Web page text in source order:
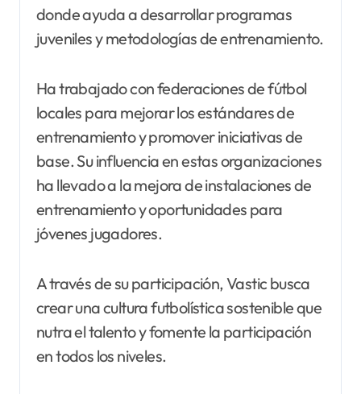
donde ayuda a desarrollar programas
juveniles y metodologías de entrenamiento.
Ha trabajado con federaciones de fútbol
locales para mejorar los estándares de
entrenamiento y promover iniciativas de
base. Su influencia en estas organizaciones
ha llevado a la mejora de instalaciones de
entrenamiento y oportunidades para
jóvenes jugadores.
A través de su participación, Vastic busca
crear una cultura futbolística sostenible que
nutra el talento y fomente la participación
en todos los niveles.